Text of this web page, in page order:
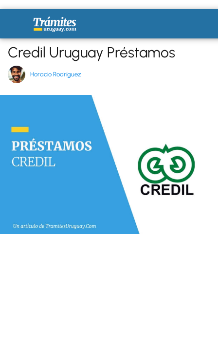
Credil Uruguay Préstamos
Horacio Rodríguez